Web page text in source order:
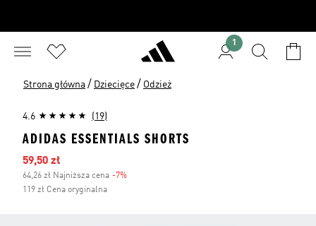
1
Strona główna / Dziecięce / Odzież
4.6 (19)
ADIDAS ESSENTIALS SHORTS
Ceny na wyprzedaży
59,50 zł
64,26 zł Najniższa cena -7%
119 zł Cena oryginalna